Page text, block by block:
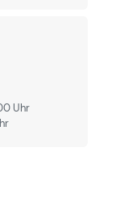
Uhr